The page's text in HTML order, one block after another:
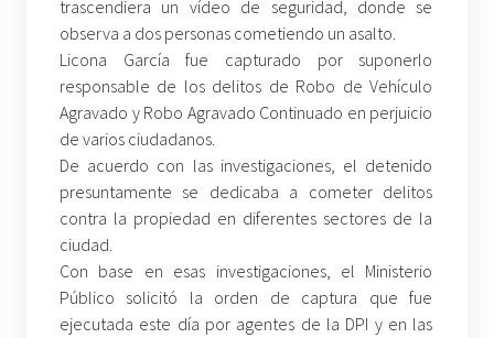
trascendiera un vídeo de seguridad, donde se
observa a dos personas cometiendo un asalto.
Licona García fue capturado por suponerlo
responsable de los delitos de Robo de Vehículo
Agravado y Robo Agravado Continuado en perjuicio
de varios ciudadanos.
De acuerdo con las investigaciones, el detenido
presuntamente se dedicaba a cometer delitos
contra la propiedad en diferentes sectores de la
ciudad.
Con base en esas investigaciones, el Ministerio
Público solicitó la orden de captura que fue
ejecutada este día por agentes de la DPI y en las